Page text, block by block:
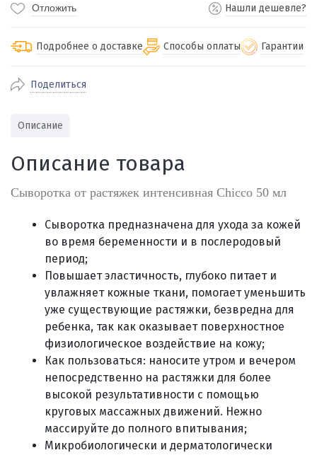
Отложить Нашли дешевле?
Подробнее о доставке
По Екатеринбургу бесплатная
Отправляем во все регионы России
доставка, Почта РФ или любой другой
Способы оплаты
Через СБП при получении (для
Екатеринбурга и близлежащих
городов)
Оплата по счету для юридических лиц
Гарантии
Поделиться
Описание
Описание товара
Сыворотка от растяжек интенсивная Chicco 50 мл
Сыворотка предназначена для ухода за кожей
во время беременности и в послеродовый
период;
Повышает эластичность, глубоко питает и
увлажняет кожные ткани, помогает уменьшить
уже существующие растяжки, безвредна для
ребенка, так как оказывает поверхностное
физиологическое воздействие на кожу;
Как пользоваться: наносите утром и вечером
непосредственно на растяжки для более
высокой результативности с помощью
круговых массажных движений. Нежно
массируйте до полного впитывания;
Микробиологически и дерматологически